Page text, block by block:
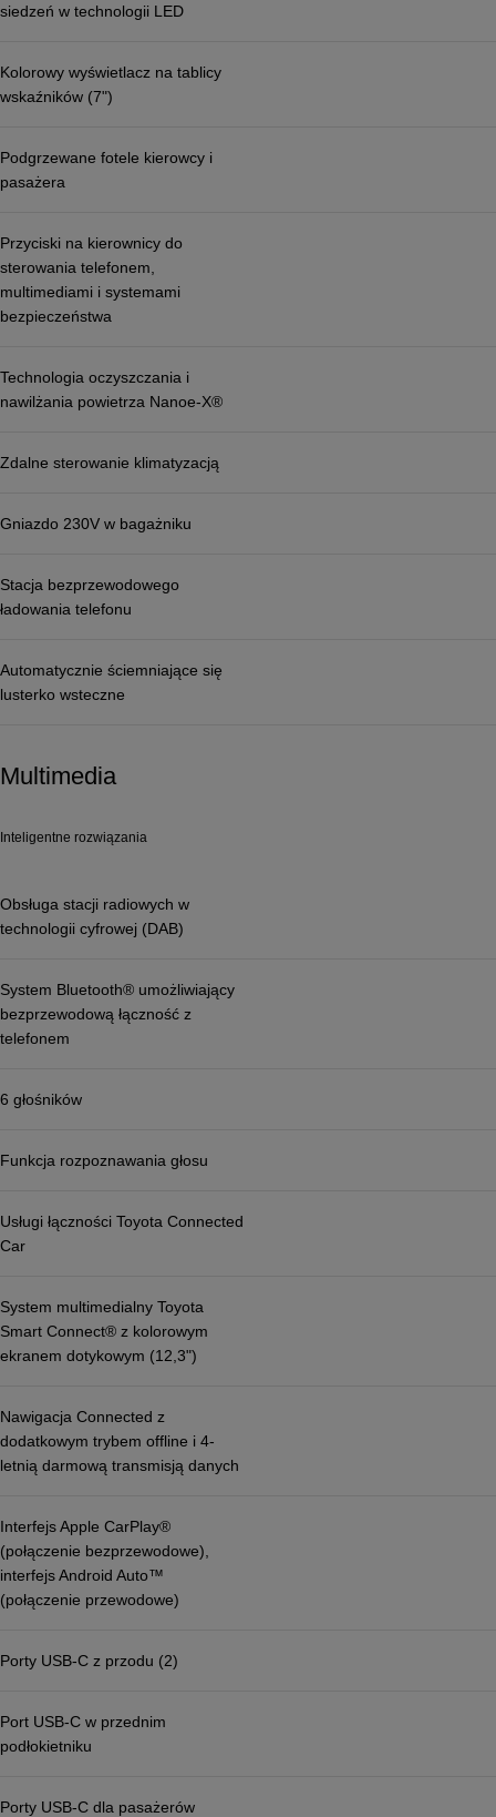
siedzeń w technologii LED
Kolorowy wyświetlacz na tablicy
wskaźników (7")
Podgrzewane fotele kierowcy i
pasażera
Przyciski na kierownicy do
sterowania telefonem,
multimediami i systemami
bezpieczeństwa
Technologia oczyszczania i
nawilżania powietrza Nanoe-X®
Zdalne sterowanie klimatyzacją
Gniazdo 230V w bagażniku
Stacja bezprzewodowego
ładowania telefonu
Automatycznie ściemniające się
lusterko wsteczne
Multimedia
Inteligentne rozwiązania
Obsługa stacji radiowych w
technologii cyfrowej (DAB)
System Bluetooth® umożliwiający
bezprzewodową łączność z
telefonem
6 głośników
Funkcja rozpoznawania głosu
Usługi łączności Toyota Connected
Car
System multimedialny Toyota
Smart Connect® z kolorowym
ekranem dotykowym (12,3")
Nawigacja Connected z
dodatkowym trybem offline i 4-
letnią darmową transmisją danych
Interfejs Apple CarPlay®
(połączenie bezprzewodowe),
interfejs Android Auto™
(połączenie przewodowe)
Porty USB-C z przodu (2)
Port USB-C w przednim
podłokietniku
Porty USB-C dla pasażerów